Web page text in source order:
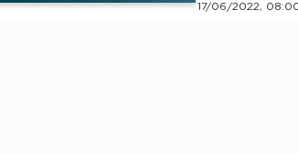
17/06/2022,